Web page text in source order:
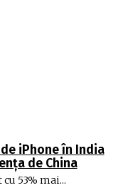
iPhone în India
de China
53% mai...